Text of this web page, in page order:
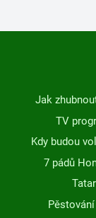
Jak
TV
Kdy budou
7 pádů